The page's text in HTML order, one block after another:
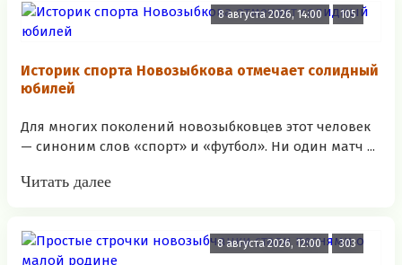
8 августа 2026, 14:00 105
Историк спорта Новозыбкова отмечает солидный
юбилей
Для многих поколений новозыбковцев этот человек
— синоним слов «спорт» и «футбол». Ни один матч ...
Читать далее
8 августа 2026, 12:00 303